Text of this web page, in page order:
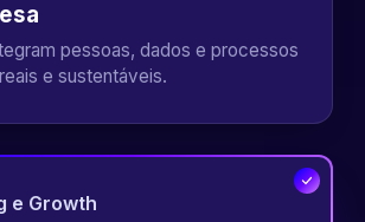
pessoas, dados e processos
e sustentáveis.
e Growth